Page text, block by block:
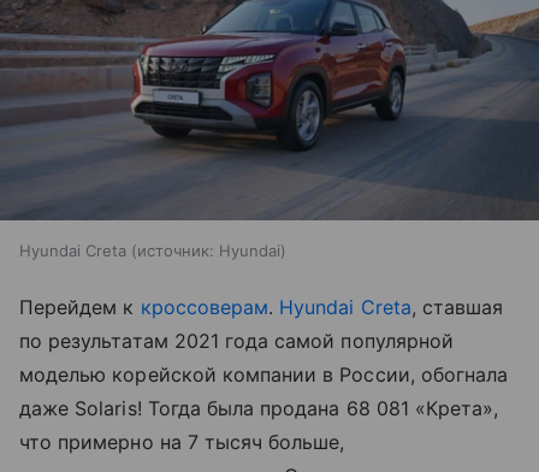
Hyundai Creta источник: Hyundai
Перейдем к кроссоверам. Hyundai Creta, ставшая
по результатам 2021 года самой популярной
моделью корейской компании в России, обогнала
даже Solaris! Тогда была продана 68 081 «Крета»,
что примерно на 7 тысяч больше,